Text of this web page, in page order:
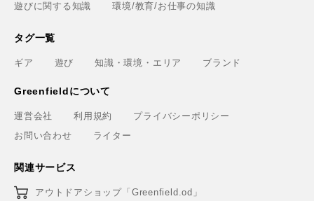
遊びに関する知識
環境/教育/お仕事の知識
タグ一覧
ギア 遊び 知識・環境・エリア ブランド
Greenfieldについて
運営会社 利用規約
プライバシーポリシー
お問い合わせ
ライター
関連サービス
アウトドアショップ「Greenfield.od」